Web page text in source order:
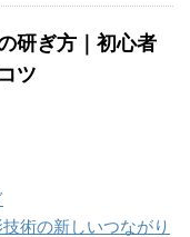
研ぎ方｜初心者
ツ
術の新しいつながり